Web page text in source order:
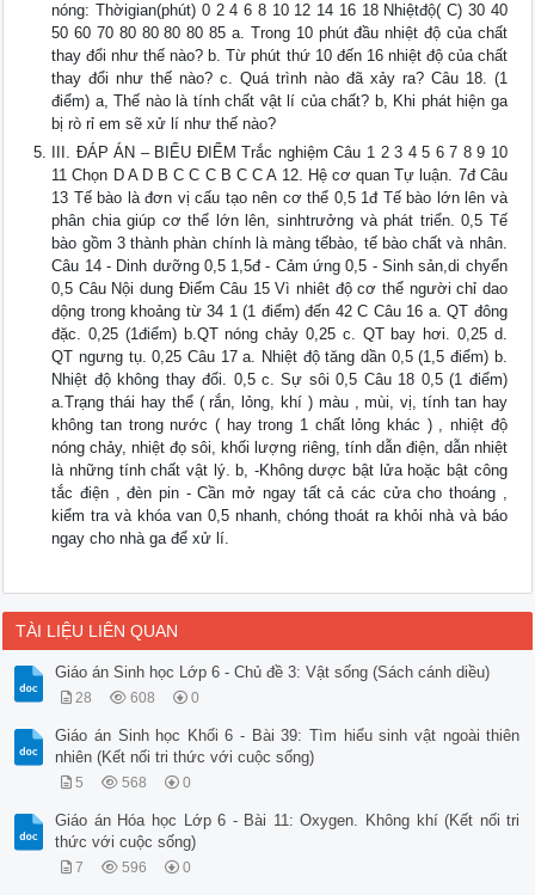
nóng: Thờigian(phút) 0 2 4 6 8 10 12 14 16 18 Nhiệtđộ( C) 30 40
50 60 70 80 80 80 80 85 a. Trong 10 phút đầu nhiệt độ của chất
thay đổi như thế nào? b. Từ phút thứ 10 đến 16 nhiệt độ của chất
thay đổi như thế nào? c. Quá trình nào đã xảy ra? Câu 18. (1
điểm) a, Thế nào là tính chất vật lí của chất? b, Khi phát hiện ga
bị rò rỉ em sẽ xử lí như thế nào?
III. ĐÁP ÁN – BIỂU ĐIỂM Trắc nghiệm Câu 1 2 3 4 5 6 7 8 9 10
11 Chọn D A D B C C C B C C A 12. Hệ cơ quan Tự luận. 7đ Câu
13 Tế bào là đơn vị cấu tạo nên cơ thể 0,5 1đ Tế bào lớn lên và
phân chia giúp cơ thể lớn lên, sinhtrưởng và phát triển. 0,5 Tế
bào gồm 3 thành phàn chính là màng tếbào, tế bào chất và nhân.
Câu 14 - Dinh dưỡng 0,5 1,5đ - Cảm ứng 0,5 - Sinh sản,di chyển
0,5 Câu Nội dung Điểm Câu 15 Vì nhiêt độ cơ thể người chỉ dao
dộng trong khoảng từ 34 1 (1 điểm) đến 42 C Câu 16 a. QT đông
đặc. 0,25 (1điểm) b.QT nóng chảy 0,25 c. QT bay hơi. 0,25 d.
QT ngưng tụ. 0,25 Câu 17 a. Nhiệt độ tăng dần 0,5 (1,5 điểm) b.
Nhiệt độ không thay đổi. 0,5 c. Sự sôi 0,5 Câu 18 0,5 (1 điểm)
a.Trạng thái hay thể ( rắn, lỏng, khí ) màu , mùi, vị, tính tan hay
không tan trong nước ( hay trong 1 chất lỏng khác ) , nhiệt độ
nóng chảy, nhiệt đọ sôi, khối lượng riêng, tính dẫn điện, dẫn nhiệt
là những tính chất vật lý. b, -Không dược bật lửa hoặc bật công
tắc điện , đèn pin - Cần mở ngay tất cả các cửa cho thoáng ,
kiểm tra và khóa van 0,5 nhanh, chóng thoát ra khỏi nhà và báo
ngay cho nhà ga để xử lí.
TÀI LIỆU LIÊN QUAN
Giáo án Sinh học Lớp 6 - Chủ đề 3: Vật sống (Sách cánh diều)
28 608 0
Giáo án Sinh học Khối 6 - Bài 39: Tìm hiểu sinh vật ngoài thiên
nhiên (Kết nối tri thức với cuộc sống)
5 568 0
Giáo án Hóa học Lớp 6 - Bài 11: Oxygen. Không khí (Kết nối tri
thức với cuộc sống)
7 596 0